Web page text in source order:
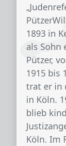
1893 in
als Sohn
Pützer,
1915 bis
trat er in
in Köln.
blieb
Köln. Im